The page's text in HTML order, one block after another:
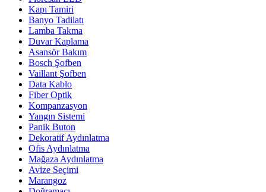
Kapı Tamiri
Banyo Tadilatı
Lamba Takma
Duvar Kaplama
Asansör Bakım
Bosch Şofben
Vaillant Şofben
Data Kablo
Fiber Optik
Kompanzasyon
Yangın Sistemi
Panik Buton
Dekoratif Aydınlatma
Ofis Aydınlatma
Mağaza Aydınlatma
Avize Seçimi
Marangoz